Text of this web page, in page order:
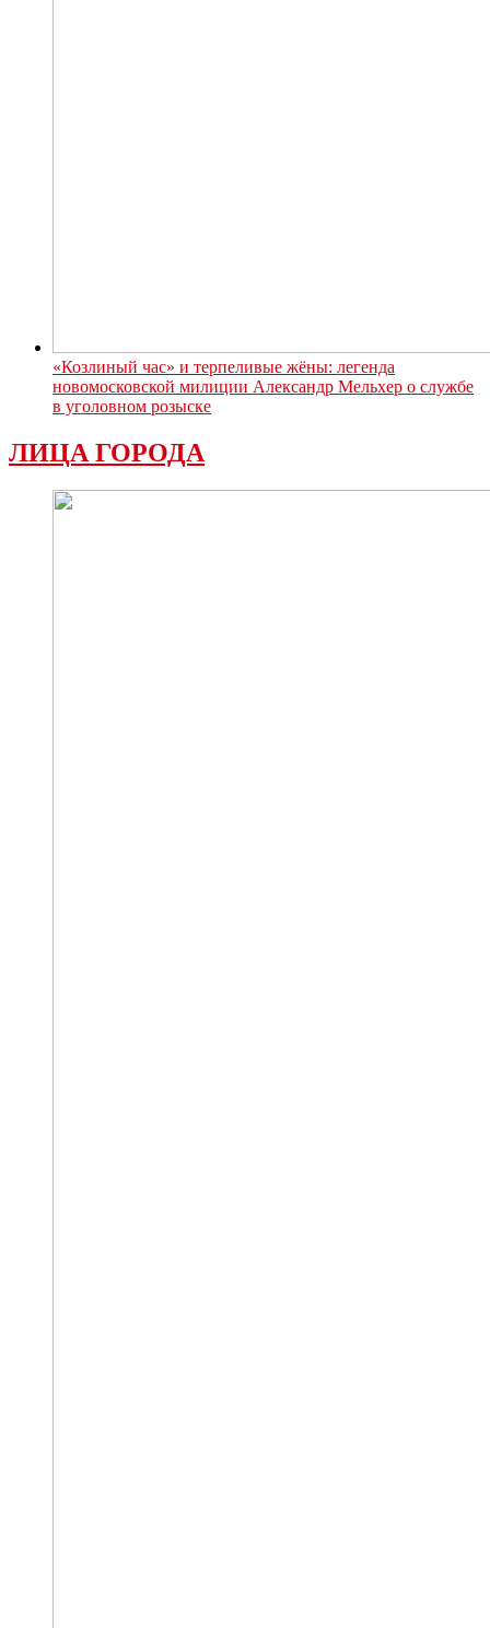
«Козлиный час» и терпеливые жёны: легенда
новомосковской милиции Александр Мельхер о службе
в уголовном розыске
ЛИЦА ГОРОДА